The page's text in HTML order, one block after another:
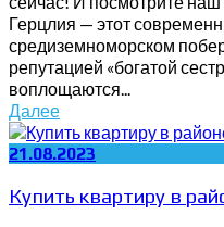
Герцлия — этот
средиземноморском
репутацией «богатой
воплощаются...
Далее
21.08.2023
Купить квартиру в